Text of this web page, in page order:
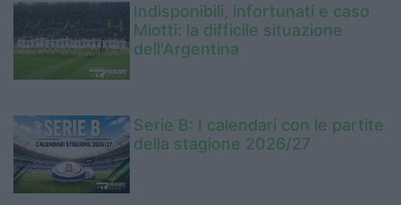
Indisponibili, infortunati e caso
Miotti: la difficile situazione
dell'Argentina
Serie B: I calendari con le partite
della stagione 2026/27